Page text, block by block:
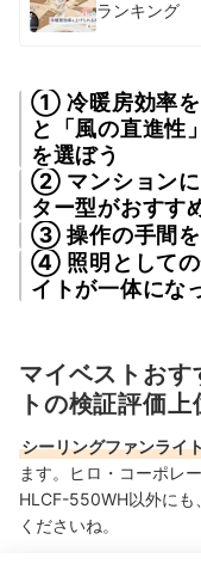
ランキング
① 冷暖房効率を
と「風の直進
を選ぼう
② マンションに
ター型がおすす
③ 操作の手間を
④ 照明としての
イトが一体にな
マイベストおす
トの検証評価
シーリングファンライ
ます。ヒロ・コーポレ
HLCF-550WH以外にも
くださいね。